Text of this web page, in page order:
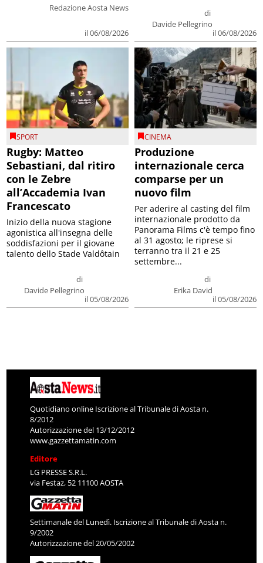
Redazione Aosta News
il 06/08/2026
di
Davide Pellegrino
il 06/08/2026
SPORT
Rugby: Matteo
Sebastiani, dal ritiro
con le Zebre
all’Accademia Ivan
Francescato
di
Davide Pellegrino
il 05/08/2026
Inizio della nuova stagione
agonistica all'insegna delle
soddisfazioni per il giovane
talento dello Stade Valdôtain
CINEMA
Produzione
internazionale cerca
comparse per un
nuovo film
di
Erika David
il 05/08/2026
Per aderire al casting del film
internazionale prodotto da
Panorama Films c'è tempo fino
al 31 agosto; le riprese si
terranno tra il 21 e 25
settembre...
Quotidiano online Iscrizione al Tribunale di Aosta n.
8/2012
Autorizzazione del 13/12/2012
www.gazzettamatin.com
Editore
LG PRESSE S.R.L.
via Festaz, 52 11100 AOSTA
Settimanale del Lunedì. Iscrizione al Tribunale di Aosta n.
9/2002
Autorizzazione del 20/05/2002